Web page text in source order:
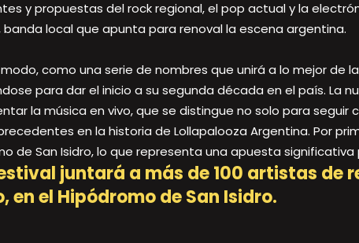
y propuestas del rock regional, el pop actual y la
banda local que apunta para renoval la escena argentina.
como una serie de nombres que unirá a lo mejor de
para dar el inicio a su segunda década en el país. La
la música en vivo, que se distingue no solo para
en la historia de Lollapalooza Argentina. Por
de San Isidro, lo que representa una apuesta
juntará a más de 100 artistas de
en el Hipódromo de San Isidro.